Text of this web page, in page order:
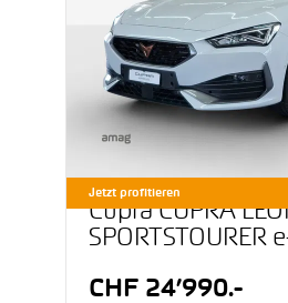
Jetzt profitieren
Cupra CUPRA
SPORTSTOURER
CHF 24’990.-